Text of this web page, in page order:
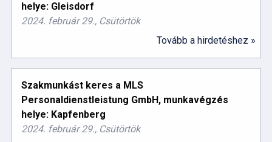
helye: Gleisdorf
2024. február 29., Csütörtök
Tovább a hirdetéshez »
Szakmunkást keres a MLS
Personaldienstleistung GmbH, munkavégzés
helye: Kapfenberg
2024. február 29., Csütörtök